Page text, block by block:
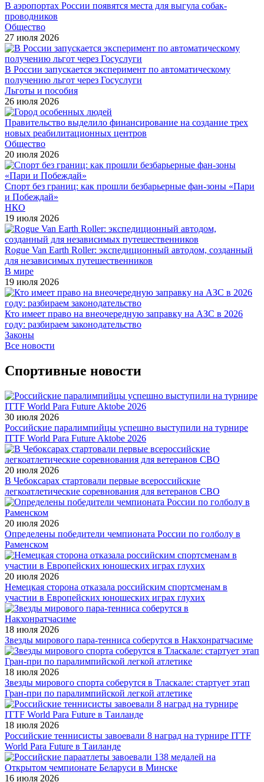
В аэропортах России появятся места для выгула собак-
проводников
Общество
27 июля 2026
В России запускается эксперимент по автоматическому
получению льгот через Госуслуги
Льготы и пособия
26 июля 2026
Правительство выделило финансирование на создание трех
новых реабилитационных центров
Общество
20 июля 2026
Спорт без границ: как прошли безбарьерные фан-зоны «Пари
и Побеждай»
НКО
19 июля 2026
Rogue Van Earth Roller: экспедиционный автодом, созданный
для независимых путешественников
В мире
19 июля 2026
Кто имеет право на внеочередную заправку на АЗС в 2026
году: разбираем законодательство
Законы
Все новости
Спортивные новости
30 июля 2026
Российские паралимпийцы успешно выступили на турнире
ITTF World Para Future Aktobe 2026
20 июля 2026
В Чебоксарах стартовали первые всероссийские
легкоатлетические соревнования для ветеранов СВО
20 июля 2026
Определены победители чемпионата России по голболу в
Раменском
20 июля 2026
Немецкая сторона отказала российским спортсменам в
участии в Европейских юношеских играх глухих
18 июля 2026
Звезды мирового пара-тенниса соберутся в Накхонратчасиме
18 июля 2026
Звезды мирового спорта соберутся в Тласкале: стартует этап
Гран-при по паралимпийской легкой атлетике
18 июля 2026
Российские теннисисты завоевали 8 наград на турнире ITTF
World Para Future в Таиланде
16 июля 2026